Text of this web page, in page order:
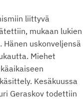
liittyvä
mukaan lukien
Hänen uskonveljensä
Miehet
Kesäkuussa
Geraskov todettiin